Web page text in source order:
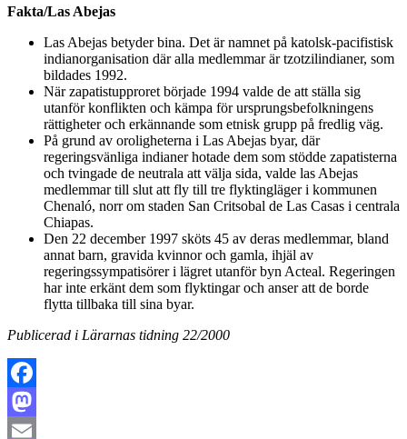
Fakta/Las Abejas
Las Abejas betyder bina. Det är namnet på katolsk-pacifistisk
indianorganisation där alla medlemmar är tzotzilindianer, som
bildades 1992.
När zapatistupproret började 1994 valde de att ställa sig
utanför konflikten och kämpa för ursprungsbefolkningens
rättigheter och erkännande som etnisk grupp på fredlig väg.
På grund av oroligheterna i Las Abejas byar, där
regeringsvänliga indianer hotade dem som stödde zapatisterna
och tvingade de neutrala att välja sida, valde las Abejas
medlemmar till slut att fly till tre flyktingläger i kommunen
Chenaló, norr om staden San Critsobal de Las Casas i centrala
Chiapas.
Den 22 december 1997 sköts 45 av deras medlemmar, bland
annat barn, gravida kvinnor och gamla, ihjäl av
regeringssympatisörer i lägret utanför byn Acteal. Regeringen
har inte erkänt dem som flyktingar och anser att de borde
flytta tillbaka till sina byar.
Publicerad i Lärarnas tidning 22/2000
Facebook
Mastodon